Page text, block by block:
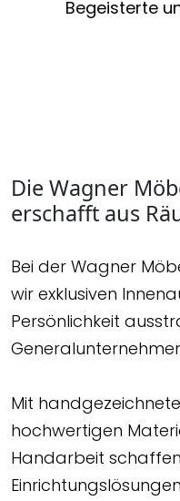
Begeisterte
Die Wagner
erschafft aus
Bei der Wagner
wir exklusiven
Persönlichkeit
Mit
hochwertigen
Handarbeit